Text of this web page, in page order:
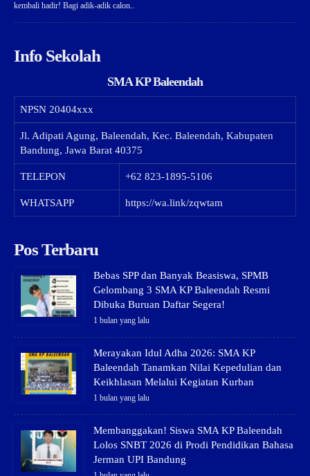
kembali hadir! Bagi adik-adik calon..
Info Sekolah
SMA KP Baleendah
NPSN 20404xxx
Jl. Adipati Agung, Baleendah, Kec. Baleendah, Kabupaten
Bandung, Jawa Barat 40375
TELEPON +62 823-1895-5106
WHATSAPP https://wa.link/zqwtam
Pos Terbaru
Bebas SPP dan Banyak Beasiswa, SPMB
Gelombang 3 SMA KP Baleendah Resmi
Dibuka Buruan Daftar Segera!
1 bulan yang lalu
Merayakan Idul Adha 2026: SMA KP
Baleendah Tanamkan Nilai Kepedulian dan
Keikhlasan Melalui Kegiatan Kurban
1 bulan yang lalu
Membanggakan! Siswa SMA KP Baleendah
Lolos SNBT 2026 di Prodi Pendidikan Bahasa
Jerman UPI Bandung